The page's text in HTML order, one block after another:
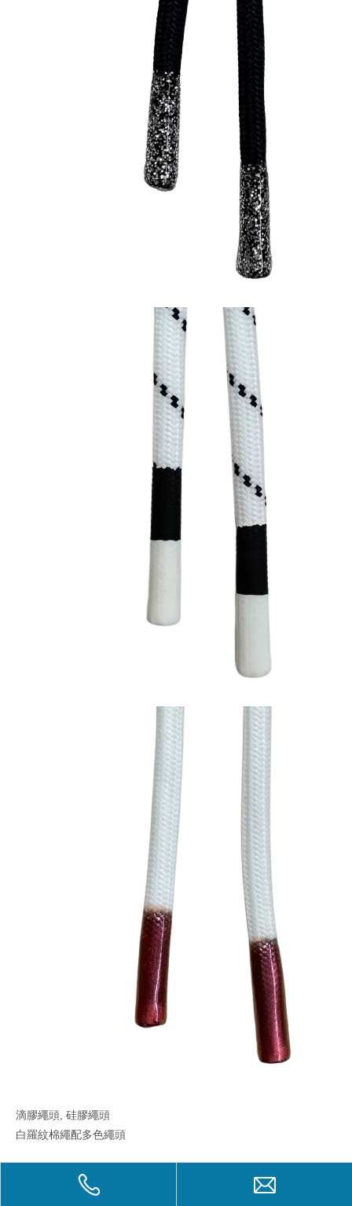
滴膠繩頭, 硅膠繩頭
白羅紋棉繩配多色繩頭
裂變繩頭滴膠繩浸膠繩
休閒運動衞衣帽繩褲繩滌綸實心抽繩